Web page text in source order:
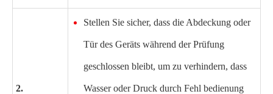
2.
Stellen Sie sicher, dass die Abdeckung oder
Tür des Geräts während der Prüfung
geschlossen bleibt, um zu verhindern, dass
Wasser oder Druck durch Fehl bedienung